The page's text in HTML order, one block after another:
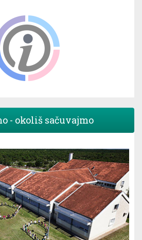
- okoliš sačuvajmo